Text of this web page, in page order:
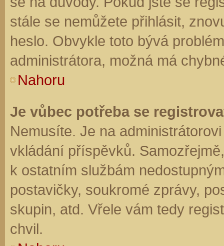
stále se nemůžete přihlásit,
heslo. Obvykle toto bývá
administrátora, možná má
Nahoru
Je vůbec potřeba se
Nemusíte. Je na
vkládání příspěvků.
k ostatním službám
postavičky, soukromé zprávy,
skupin, atd. Vřele vám tedy
chvil.